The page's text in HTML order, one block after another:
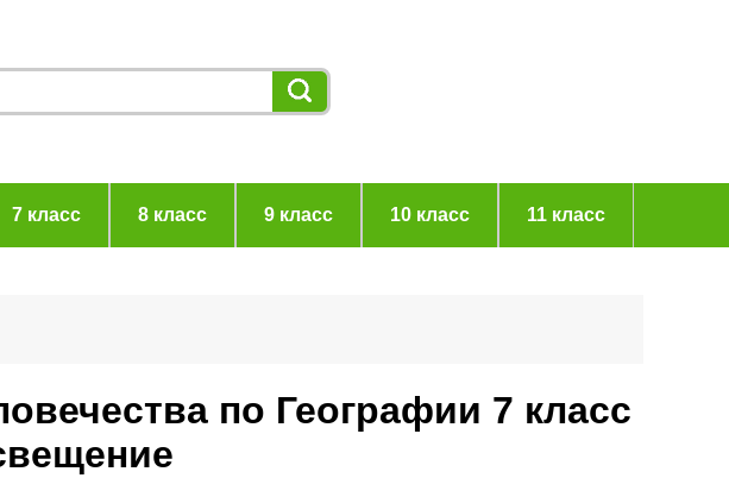
7 класс 8 класс 9 класс 10 класс 11 класс
по Географии 7 класс